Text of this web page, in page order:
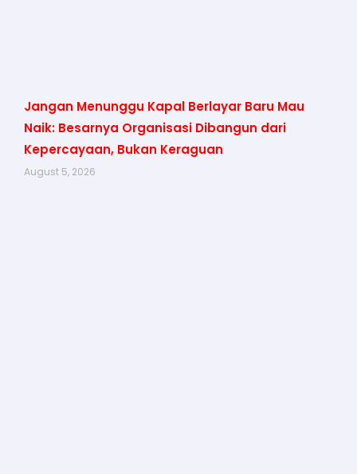
Jangan Menunggu Kapal Berlayar Baru Mau
Naik: Besarnya Organisasi Dibangun dari
Kepercayaan, Bukan Keraguan
August 5, 2026